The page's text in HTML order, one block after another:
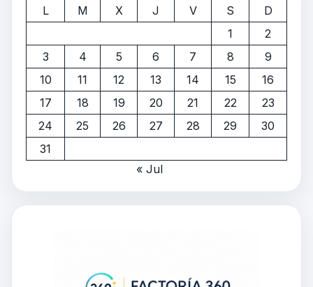
L
M X J V S
D
1
2
3
4 5 6 7 8
9
10
11 12 13 14 15
16
17
18 19 20 21 22
23
24
25 26 27 28 29
30
31
« Jul